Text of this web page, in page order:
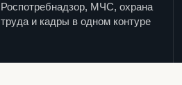
Роспотребнадзор, МЧС, охрана
труда и кадры в одном контуре